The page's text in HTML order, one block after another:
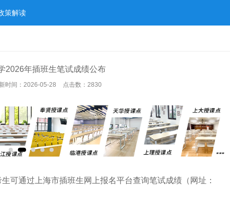
策解读
2026年插班生笔试成绩公布
时间：2026-05-28 点击数： 2830
通过上海市插班生网上报名平台查询笔试成绩（网址：